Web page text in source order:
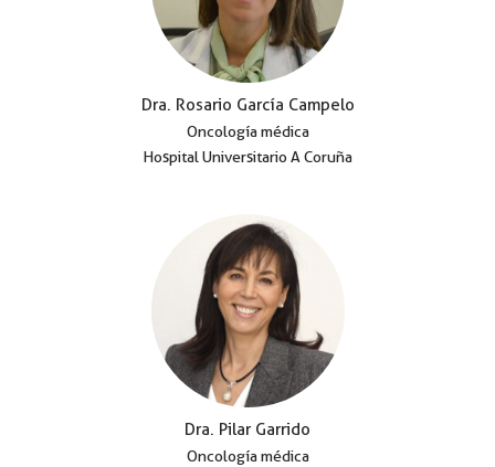
Dra. Rosario García Campelo
Oncología médica
Hospital Universitario A Coruña
Dra. Pilar Garrido
Oncología médica